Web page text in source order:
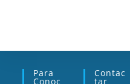
Para
Conoc
Contac
Tar